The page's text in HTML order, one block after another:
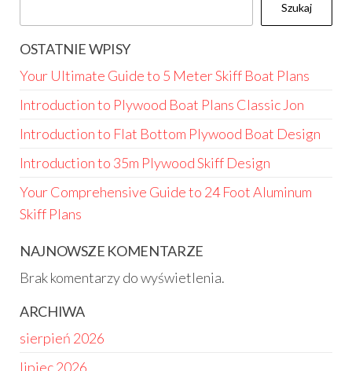
Szukaj
OSTATNIE WPISY
Your Ultimate Guide to 5 Meter Skiff Boat Plans
Introduction to Plywood Boat Plans Classic Jon
Introduction to Flat Bottom Plywood Boat Design
Introduction to 35m Plywood Skiff Design
Your Comprehensive Guide to 24 Foot Aluminum
Skiff Plans
NAJNOWSZE KOMENTARZE
Brak komentarzy do wyświetlenia.
ARCHIWA
sierpień 2026
lipiec 2026